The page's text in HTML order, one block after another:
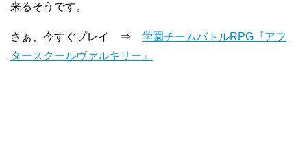
来るそうです。
さぁ、今すぐプレイ ⇒ 学園チームバトルRPG『アフ
タースクールヴァルキリー』